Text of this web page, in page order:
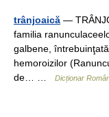
trânjoaică —
familia
galbene,
hemoroizilor
de… …
Dicționar